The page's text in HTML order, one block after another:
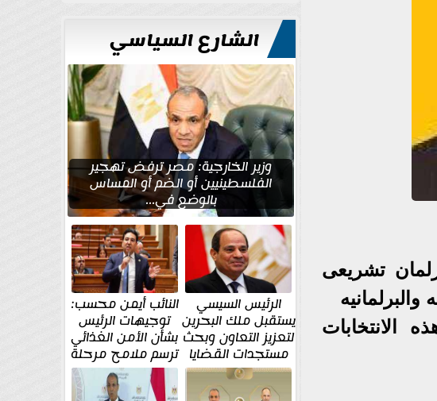
تشريعى
الانتخابات
للتعميرالشارع السياسي
وزير الخارجية: مصر ترفض تهجير
الفلسطينيين أو الضم أو المساس
بالوضع في...
الرئيس السيسي
يستقبل ملك البحرين
لتعزيز التعاون وبحث
مستجدات القضايا
الإقليمية والدولية
النائب أيمن محسب:
توجيهات الرئيس
بشأن الأمن الغذائي
ترسم ملامح مرحلة
جديدة